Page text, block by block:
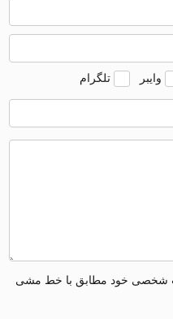
وایبر تلگرام
شخصی خود مطابق با خط مشی